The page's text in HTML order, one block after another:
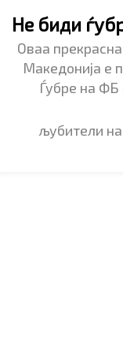
Не биди
Оваа
Македонија е
Ѓубре на ФБ
љубители